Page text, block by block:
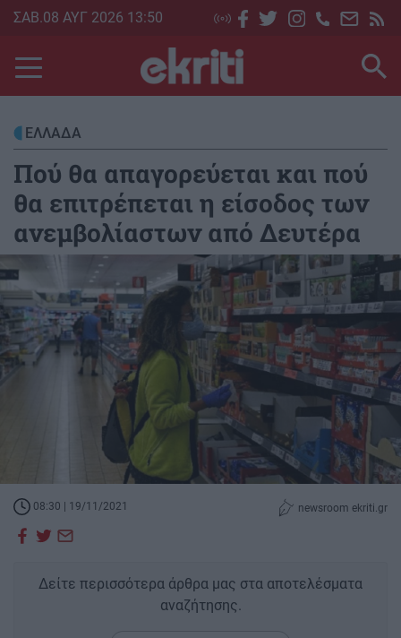
Skip
main
content
ΣΑΒ.08 ΑΥΓ 2026 13:50
ΕΛΛΑΔΑ
Πού θα απαγορεύεται και πού
θα επιτρέπεται η είσοδος των
ανεμβολίαστων από Δευτέρα
08:30 | 19/11/2021 newsroom ekriti.gr
Δείτε περισσότερα άρθρα μας στα αποτελέσματα
αναζήτησης.